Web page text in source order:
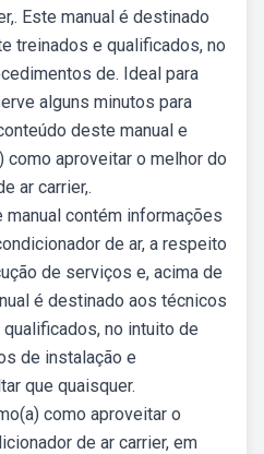
Este manual é destinado
treinados e qualificados, no
de. Ideal para
alguns minutos para
deste manual e
como aproveitar o melhor do
ar carrier,.
contém informações
de ar, a respeito
de serviços e, acima de
é destinado aos técnicos
no intuito de
de instalação e
que quaisquer.
como aproveitar o
de ar carrier, em